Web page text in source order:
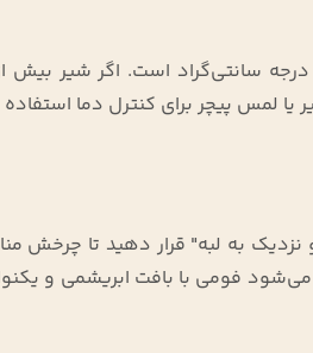
برای فوم‌گیری شیر، دمای ایده‌آل حدود ۶۰ تا ۶۵ درجه
لمس پیچر برای کنترل دما استفاده
به لبه" قرار دهید تا چرخش
فومی با بافت ابریشمی و